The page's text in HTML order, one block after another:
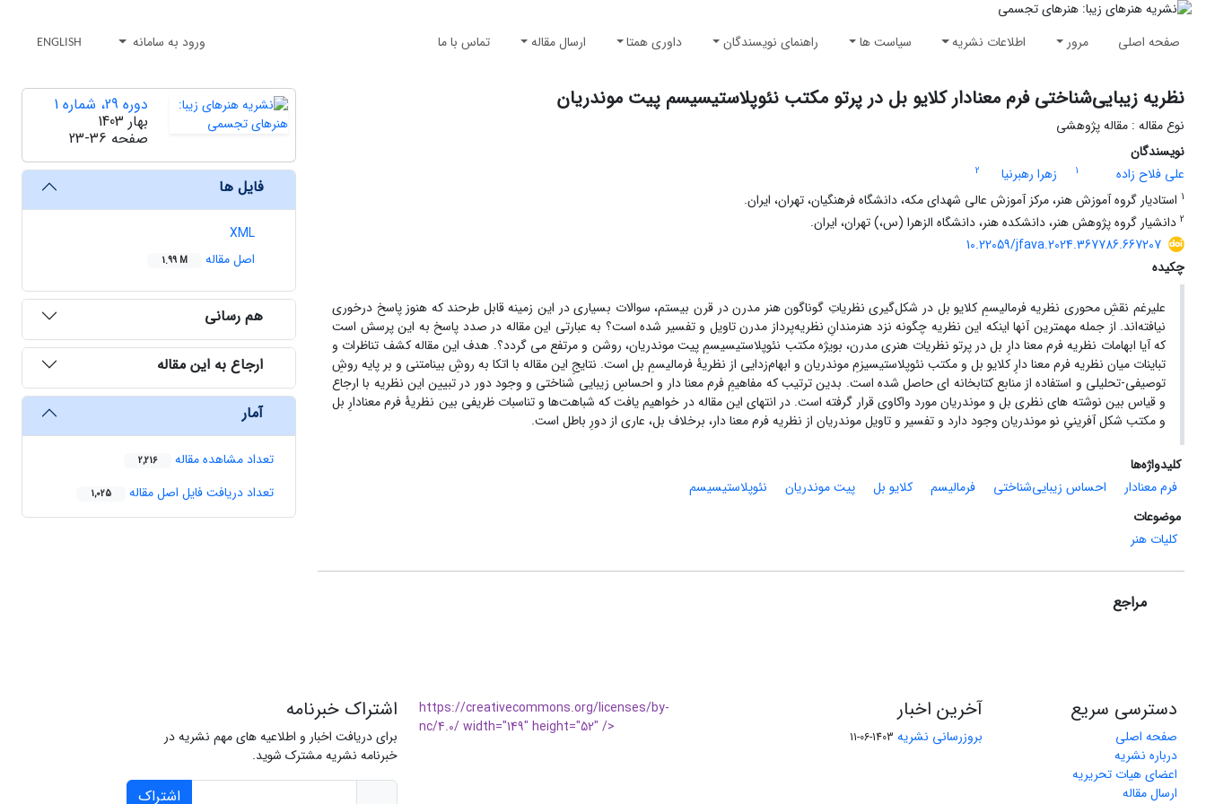
صفحه اصلی مرور اطلاعات نشریه سیاست ها راهنمای نویسندگان داوری همتا ارسال مقاله تماس با ما ورود به سامانه ENGLISH
نظریه زیبایی‌شناختی فرم معنادار کلایو بل در پرتو مکتب نئوپلاستیسیسم پیت موندریان
نوع مقاله : مقاله پژوهشی
نویسندگان
علی فلاح زاده
1 زهرا رهبرنیا
2
1 استادیار گروه آموزش هنر، مرکز آموزش عالی شهدای مکه، دانشگاه فرهنگیان، تهران، ایران.
2 دانشیار گروه پژوهش هنر، دانشکده هنر، دانشگاه الزهرا (س،) تهران، ایران.
10.22059/jfava.2024.367786.667207
چکیده
علیرغم نقشِ محوری نظریه فرمالیسمِ کلایو بل در شکل‌گیری نظریاتِ گوناگون هنر مدرن در قرن بیستم، سوالات بسیاری در این زمینه قابل طرحند که هنوز پاسخ درخوری
نیافته‌اند. از جمله مهمترین آنها اینکه این نظریه چگونه نزد هنرمندانِ نظریه‌پرداز مدرن تاویل و تفسیر شده است؟ به عبارتی این مقاله در صدد پاسخ به این پرسش است
که آیا ابهامات نظریه فرم معنا دارِ بل در پرتو نظریات هنری مدرن، بویژه مکتب نئوپلاستیسیسمِ پیت موندریان، روشن و مرتفع می گردد؟. هدف این مقاله کشف تناظرات و
تباینات میان نظریه فرم معنا دارِ کلایو بل و مکتب نئوپلاستیسیزمِ موندریان و ابهام‌زدایی از نظریۀ فرمالیسمِ بل است. نتایجِ این مقاله با اتکا به روشِ بینامتنی و بر پایه روشِ
توصیفی-تحلیلی و استفاده از منابع کتابخانه ای حاصل شده است. بدین ترتیب که مفاهیمِ فرم معنا دار و احساسِ زیبایی شناختی و وجود دور در تبیین این نظریه با ارجاع
و قیاس بین نوشته های نظری بل و موندریان مورد واکاوی قرار گرفته است. در انتهای این مقاله در خواهیم یافت که شباهت‌ها و تناسبات ظریفی بین نظریۀ فرم معنادارِ بل
و مکتب شکل آفرینیِ نو موندریان وجود دارد و تفسیر و تاویل موندریان از نظریه فرم معنا دار، برخلاف بل، عاری از دورِ باطل است.
کلیدواژه‌ها
فرم معنادار
احساس زیبایی‌شناختی فرمالیسم کلایو بل پیت موندریان
نئوپلاستیسیسم
موضوعات
کلیات هنر
مراجع
دوره 29، شماره 1
بهار 1403
صفحه 23-36
فایل ها
XML
اصل مقاله
1.99 M
هم رسانی
ارجاع به این مقاله
آمار
تعداد مشاهده مقاله 2,216
تعداد دریافت فایل اصل مقاله 1,025
دسترسی سریع
صفحه اصلی
درباره نشریه
اعضای هیات تحریریه
ارسال مقاله
آخرین اخبار
بروزرسانی نشریه 1403-06-11
https://creativecommons.org/licenses/by-
nc/4.0/ width="149" height="52" />
اشتراک خبرنامه
برای دریافت اخبار و اطلاعیه های مهم نشریه در
خبرنامه نشریه مشترک شوید.
اشتراک